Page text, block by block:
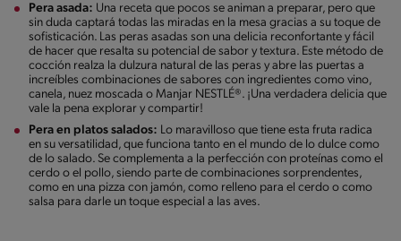
Pera asada: Una receta que pocos se animan a preparar, pero que
sin duda captará todas las miradas en la mesa gracias a su toque de
sofisticación. Las peras asadas son una delicia reconfortante y fácil
de hacer que resalta su potencial de sabor y textura. Este método de
cocción realza la dulzura natural de las peras y abre las puertas a
increíbles combinaciones de sabores con ingredientes como vino,
canela, nuez moscada o Manjar NESTLÉ®. ¡Una verdadera delicia que
vale la pena explorar y compartir!
Pera en platos salados: Lo maravilloso que tiene esta fruta radica
en su versatilidad, que funciona tanto en el mundo de lo dulce como
de lo salado. Se complementa a la perfección con proteínas como el
cerdo o el pollo, siendo parte de combinaciones sorprendentes,
como en una pizza con jamón, como relleno para el cerdo o como
salsa para darle un toque especial a las aves.